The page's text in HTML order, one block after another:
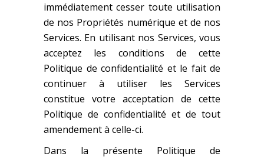
immédiatement cesser toute utilisation
de nos Propriétés numérique et de nos
Services. En utilisant nos Services, vous
acceptez les conditions de cette
Politique de confidentialité et le fait de
continuer à utiliser les Services
constitue votre acceptation de cette
Politique de confidentialité et de tout
amendement à celle-ci.
Dans la présente Politique de